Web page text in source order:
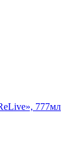
777мл